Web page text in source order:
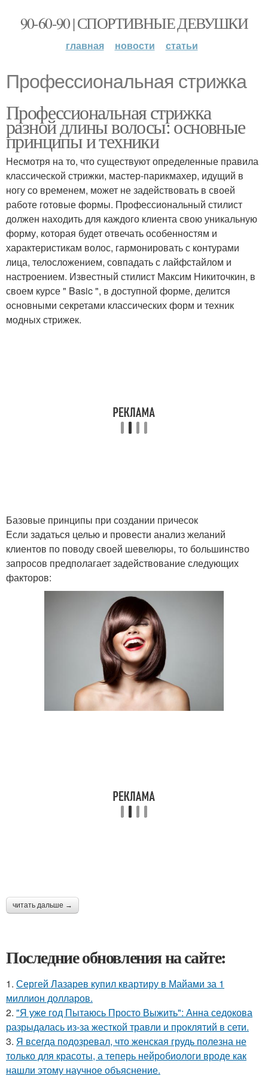
90-60-90 | СПОРТИВНЫЕ ДЕВУШКИ
главная новости статьи
Профессиональная стрижка
Профессиональная стрижка
разной длины волосы: основные
принципы и техники
Несмотря на то, что существуют определенные правила
классической стрижки, мастер-парикмахер, идущий в
ногу со временем, может не задействовать в своей
работе готовые формы. Профессиональный стилист
должен находить для каждого клиента свою уникальную
форму, которая будет отвечать особенностям и
характеристикам волос, гармонировать с контурами
лица, телосложением, совпадать с лайфстайлом и
настроением. Известный стилист Максим Никиточкин, в
своем курсе " Basic ", в доступной форме, делится
основными секретами классических форм и техник
модных стрижек.
Базовые принципы при создании причесок
Если задаться целью и провести анализ желаний
клиентов по поводу своей шевелюры, то большинство
запросов предполагает задействование следующих
факторов:
читать дальше →
Последние обновления на сайте:
1. Сергей Лазарев купил квартиру в Майами за 1
миллион долларов.
2. "Я уже год Пытаюсь Просто Выжить": Анна седокова
разрыдалась из-за жесткой травли и проклятий в сети.
3. Я всегда подозревал, что женская грудь полезна не
только для красоты, а теперь нейробиологи вроде как
нашли этому научное объяснение.